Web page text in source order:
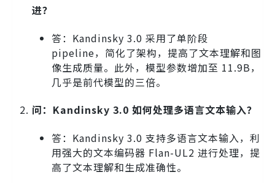
进？
答：Kandinsky 3.0 采用了单阶段
pipeline，简化了架构，提高了文本理解和图
像生成质量。此外，模型参数增加至 11.9B，
几乎是前代模型的三倍。
问：Kandinsky 3.0 如何处理多语言文本输入？
答：Kandinsky 3.0 支持多语言文本输入，利
用强大的文本编码器 Flan-UL2 进行处理，提
高了文本理解和生成准确性。